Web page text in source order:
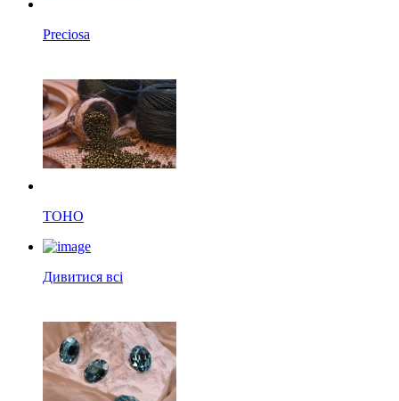
Preciosa
TOHO
Дивитися всі